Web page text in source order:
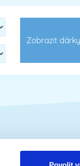
tématika